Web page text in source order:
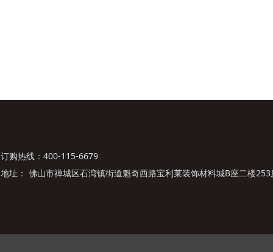
订购热线：400-115-6679
地址： 佛山市禅城区石湾镇街道魁奇西路宝利莱装饰材料城B座二楼